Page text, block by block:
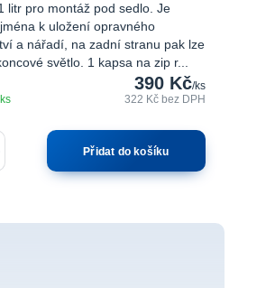
litr pro montáž pod sedlo. Je
k uložení opravného
a nářadí, na zadní stranu pak lze
světlo. 1 kapsa na zip r...
390 Kč/ks
322 Kčbez DPH
Přidat do košíku